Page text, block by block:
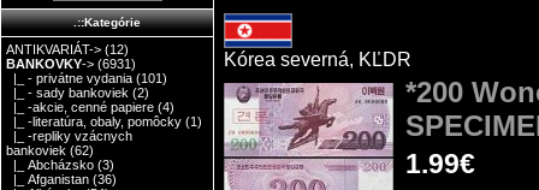
.::Kategórie
ANTIKVARIÁT-> (12)
BANKOVKY-> (6931)
|_ - privátne vydania (101)
|_ - sady bankoviek (2)
|_ -akcie, cenné papiere (4)
|_ -literatúra, obaly, pomôcky (1)
|_ -repliky vzácnych
bankoviek (62)
|_ Abcházsko (3)
|_ Afganistan (36)
Kórea severná, KĽDR
*200
1.99€